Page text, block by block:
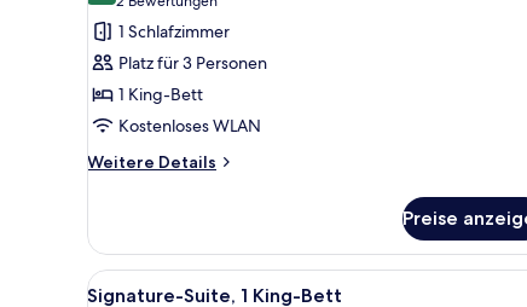
Executive
Room
anzeigen
Bewertungen)
1 Schlafzimmer
Platz für 3 Personen
1 King-Bett
Kostenloses WLAN
Weitere Details
Weitere
Room
Preise
Alle
Ein modernes
5
Signature-Suite, 1 King-Bett